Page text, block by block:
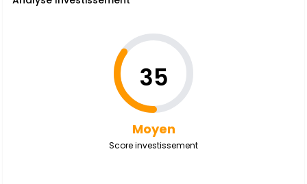
35
Moyen
Score investissement